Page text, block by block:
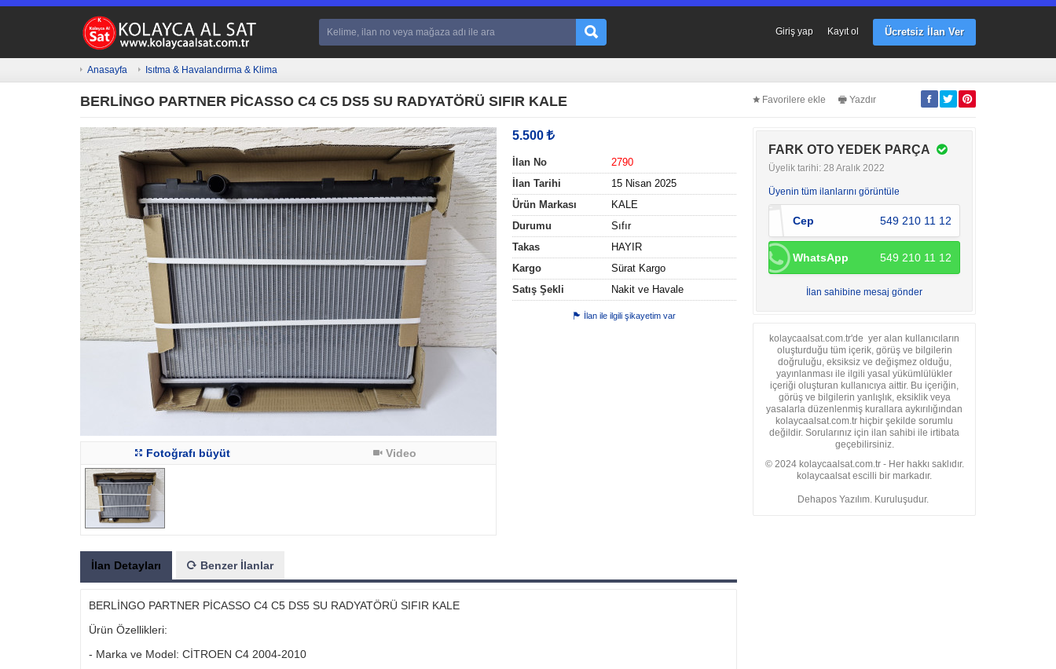
Giriş yap Kayıt ol Ücretsiz İlan Ver
Anasayfa Isıtma & Havalandırma & Klima
BERLİNGO PARTNER PİCASSO C4 C5 DS5 SU RADYATÖRÜ SIFIR KALE Favorilere ekle Yazdır
Fotoğrafı büyüt Video
5.500
İlan No
2790
İlan Tarihi
15 Nisan 2025
Ürün Markası
KALE
Durumu
Sıfır
Takas
HAYIR
Kargo
Sürat Kargo
Satış Şekli
Nakit ve Havale
İlan ile ilgili şikayetim var
İlan Detayları Benzer İlanlar
BERLİNGO PARTNER PİCASSO C4 C5 DS5 SU RADYATÖRÜ SIFIR KALE
Ürün Özellikleri:
- Marka ve Model: CİTROEN C4 2004-2010
FARK OTO YEDEK PARÇA
Üyelik tarihi: 28 Aralık 2022
Üyenin tüm ilanlarını görüntüle
Cep 549 210 11 12
WhatsApp 549 210 11 12
İlan sahibine mesaj gönder
kolaycaalsat.com.tr'de yer alan kullanıcıların
oluşturduğu tüm içerik, görüş ve bilgilerin
doğruluğu, eksiksiz ve değişmez olduğu,
yayınlanması ile ilgili yasal yükümlülükler
içeriği oluşturan kullanıcıya aittir. Bu içeriğin,
görüş ve bilgilerin yanlışlık, eksiklik veya
yasalarla düzenlenmiş kurallara aykırılığından
kolaycaalsat.com.tr hiçbir şekilde sorumlu
değildir. Sorularınız için ilan sahibi ile irtibata
geçebilirsiniz.
© 2024 kolaycaalsat.com.tr - Her hakkı saklıdır.
kolaycaalsat escilli bir markadır.
Dehapos Yazılım. Kuruluşudur.